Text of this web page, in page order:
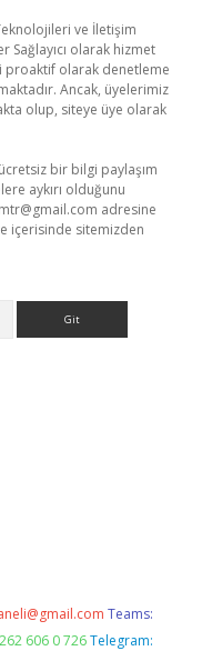
ve İletişim
Sağlayıcı olarak hizmet
proaktif olarak denetleme
Ancak, üyelerimiz
olup, siteye üye olarak
bir bilgi paylaşım
aykırı olduğunu
adresine
içerisinde sitemizden
Teams:
606 0 726 Telegram: